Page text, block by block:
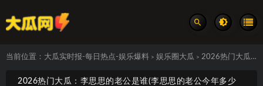
当前位置： 大瓜实时报-每日热点-娱乐爆料 > 娱乐圈大瓜 > 2026热门大瓜：李思思的老公是谁(李思思的老公今年多少岁) 真实事件汇总
2026热门大瓜：李思思的老公是谁(李思思的老公今年多少